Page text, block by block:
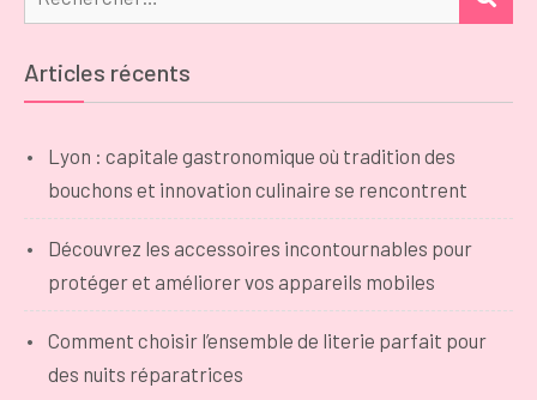
Articles récents
Lyon : capitale gastronomique où tradition des
bouchons et innovation culinaire se rencontrent
Découvrez les accessoires incontournables pour
protéger et améliorer vos appareils mobiles
Comment choisir l’ensemble de literie parfait pour
des nuits réparatrices